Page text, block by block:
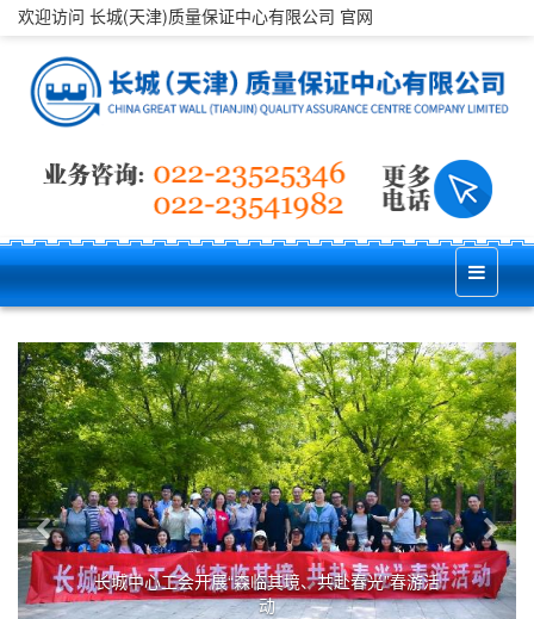
欢迎访问 长城(天津)质量保证中心有限公司 官网
春光”春游活
长城中心召开2025年度认证工作表彰
度培训大会